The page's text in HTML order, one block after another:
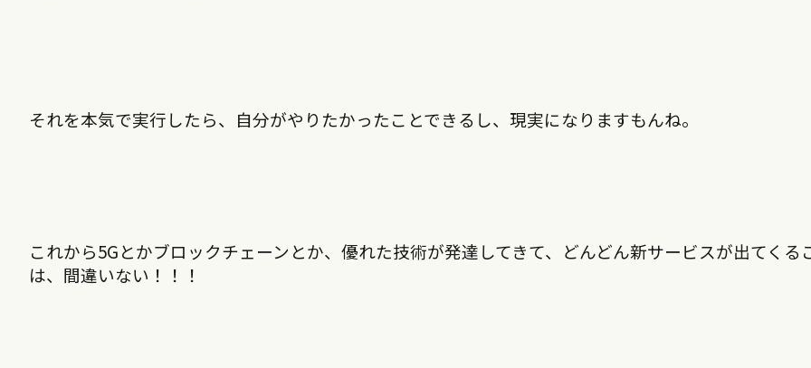
それを本気で実行したら、自分がやりたかったことできるし、現実になりますもんね。
これから5Gとかブロックチェーンとか、優れた技術が発達してきて、どんどん新サービスが出てくる
は、間違いない！！！